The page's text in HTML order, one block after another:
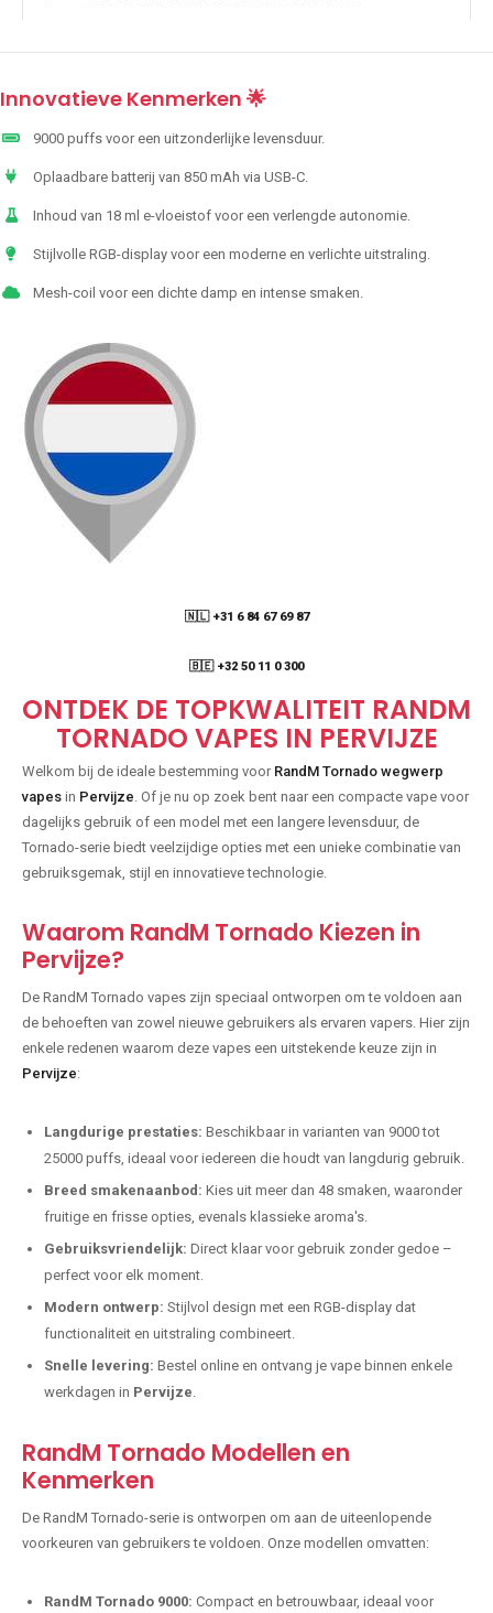
Innovatieve Kenmerken 🌟
9000 puffs voor een uitzonderlijke levensduur.
Oplaadbare batterij van 850 mAh via USB-C.
Inhoud van 18 ml e-vloeistof voor een verlengde autonomie.
Stijlvolle RGB-display voor een moderne en verlichte uitstraling.
Mesh-coil voor een dichte damp en intense smaken.
🇳🇱 +31 6 84 67 69 87
🇧🇪 +32 50 11 0 300
ONTDEK DE TOPKWALITEIT RANDM
TORNADO VAPES IN PERVIJZE
Welkom bij de ideale bestemming voor RandM Tornado wegwerp
vapes in Pervijze . Of je nu op zoek bent naar een compacte vape voor
dagelijks gebruik of een model met een langere levensduur, de
Tornado-serie biedt veelzijdige opties met een unieke combinatie van
gebruiksgemak, stijl en innovatieve technologie.
Waarom RandM Tornado Kiezen in
Pervijze?
De RandM Tornado vapes zijn speciaal ontworpen om te voldoen aan
de behoeften van zowel nieuwe gebruikers als ervaren vapers. Hier zijn
enkele redenen waarom deze vapes een uitstekende keuze zijn in
Pervijze:
Langdurige prestaties: Beschikbaar in varianten van 9000 tot
25000 puffs, ideaal voor iedereen die houdt van langdurig gebruik.
Breed smakenaanbod: Kies uit meer dan 48 smaken, waaronder
fruitige en frisse opties, evenals klassieke aroma's.
Gebruiksvriendelijk: Direct klaar voor gebruik zonder gedoe –
perfect voor elk moment.
Modern ontwerp: Stijlvol design met een RGB-display dat
functionaliteit en uitstraling combineert.
Snelle levering: Bestel online en ontvang je vape binnen enkele
werkdagen in Pervijze
RandM Tornado Modellen en
Kenmerken
De RandM Tornado-serie is ontworpen om aan de uiteenlopende
voorkeuren van gebruikers te voldoen. Onze modellen omvatten:
RandM Tornado 9000: Compact en betrouwbaar, ideaal voor